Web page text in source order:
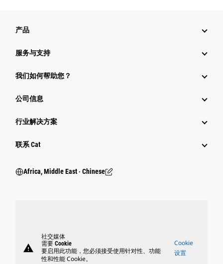
产品
服务与支持
我们如何帮助您？
公司信息
行业解决方案
行业
联系 Cat
Africa, Middle East ‧ Chinese
warning
社交媒体
需要 Cookie
要启用此功能，您必须接受使用针对性、功能
性和性能 Cookie。
Cookie
设置